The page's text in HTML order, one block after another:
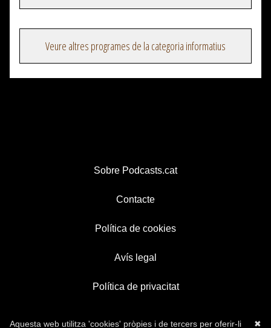
Veure altres programes de la categoria informatius
Sobre Podcasts.cat
Contacte
Política de cookies
Avís legal
Política de privacitat
✖
Aquesta web utilitza 'cookies' pròpies i de tercers per oferir-li